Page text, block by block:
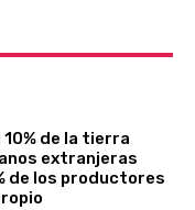
de la tierra
extranjeras
de los productores